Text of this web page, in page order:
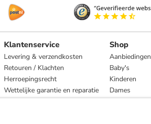
Klantenservice
Levering & verzendkosten
Retouren / Klachten
Herroepingsrecht
Wettelijke garantie en reparatie
Shop
Aanbiedingen
Baby's
Kinderen
Dames
Heren